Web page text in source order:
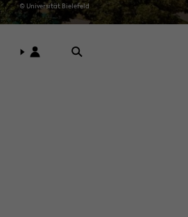
© Uni­ver­si­tät Bie­le­feld